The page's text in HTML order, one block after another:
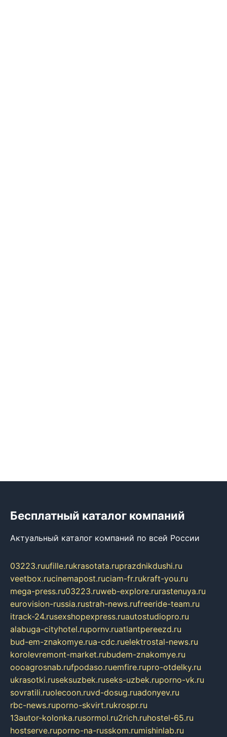
Бесплатный каталог компаний
Актуальный каталог компаний по всей России
03223.ruufille.rukrasotata.ruprazdnikdushi.ru
veetbox.rucinemapost.ruciam-fr.rukraft-you.ru
mega-press.ru03223.ruweb-explore.rurastenuya.ru
eurovision-russia.rustrah-news.rufreeride-team.ru
itrack-24.rusexshopexpress.ruautostudiopro.ru
alabuga-cityhotel.rupornv.ruatlantpereezd.ru
bud-em-znakomye.rua-cdc.ruelektrostal-news.ru
korolevremont-market.rubudem-znakomye.ru
oooagrosnab.rufpodaso.ruemfire.rupro-otdelky.ru
ukrasotki.ruseksuzbek.ruseks-uzbek.ruporno-vk.ru
sovratili.ruolecoon.ruvd-dosug.ruadonyev.ru
rbc-news.ruporno-skvirt.rukrospr.ru
13autor-kolonka.rusormol.ru2rich.ruhostel-65.ru
hostserve.ruporno-na-russkom.rumishinlab.ru